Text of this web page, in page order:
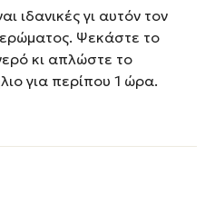
ιδανικές γι αυτόν τον
Ψεκάστε το
κι απλώστε το
για περίπου 1 ώρα.